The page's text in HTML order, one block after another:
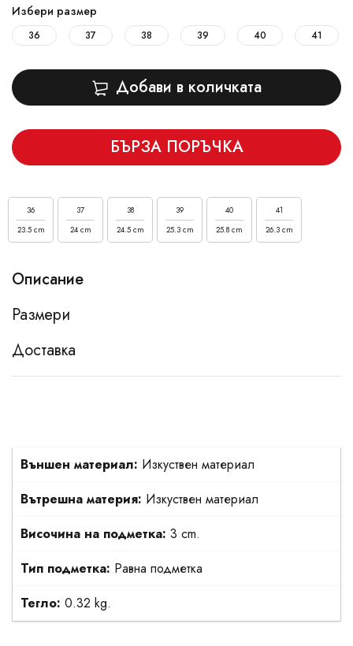
Избери размер
36 37 38 39 40 41
Добави в количката
БЪРЗА ПОРЪЧКА
36
23.5 cm
37
24 cm
38
24.5 cm
39
25.3 cm
40
25.8 cm
41
26.3 cm
Описание
Размери
Доставка
Външен материал: Изкуствен материал
Вътрешна материя: Изкуствен материал
Височина на подметка: 3 cm.
Тип подметка: Равна подметка
Тегло: 0.32 kg.